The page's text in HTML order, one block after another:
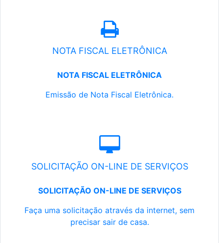
NOTA FISCAL ELETRÔNICA
NOTA FISCAL ELETRÔNICA
Emissão de Nota Fiscal Eletrônica.
SOLICITAÇÃO ON-LINE DE SERVIÇOS
SOLICITAÇÃO ON-LINE DE SERVIÇOS
Faça uma solicitação através da internet, sem
precisar sair de casa.